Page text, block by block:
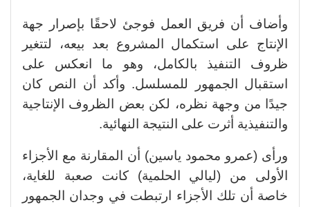
وأضاف أن فريق العمل فوجئ لاحقًا بإصرار جهة
الإنتاج على استكمال المشروع بعد بيعه، لتتغير
ظروف التنفيذ بالكامل، وهو ما انعكس على
استقبال الجمهور للمسلسل. وأكد أن النص كان
جيدًا من وجهة نظره، لكن بعض الظروف الإنتاجية
والتنفيذية أثرت على النتيجة النهائية.
ورأى (عمرو محمود ياسين) أن المقارنة مع الأجزاء
الأولى من (ليالي الحلمية) كانت صعبة للغاية،
خاصة أن تلك الأجزاء ارتبطت في وجدان الجمهور